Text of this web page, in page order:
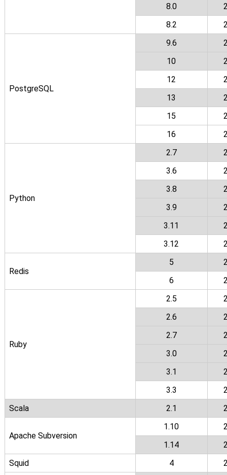
8.0
8.2
PostgreSQL
9.6
10
12
13
15
16
Python
2.7
3.6
3.8
3.9
3.11
3.12
Redis
5
6
Ruby
2.5
2.6
2.7
3.0
3.1
3.3
Scala
2.1
Apache Subversion
1.10
1.14
Squid
4